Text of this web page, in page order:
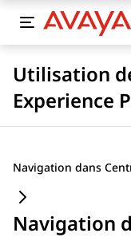
Utilisation
Experience
Navigation